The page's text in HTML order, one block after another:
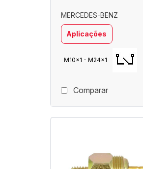
MERCEDES-BENZ
Aplicações
M10x1 - M24x1
Comparar